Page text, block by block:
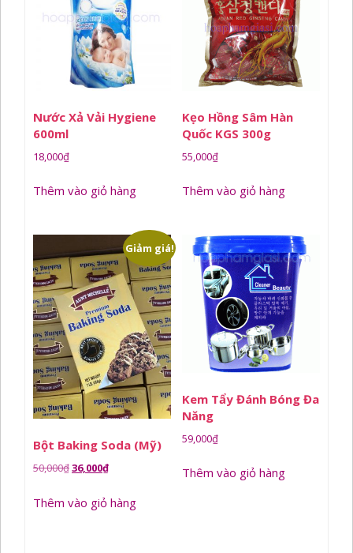
Nước Xả Vải Hygiene
600ml
18,000₫
Thêm vào giỏ hàng
Kẹo Hồng Sâm Hàn
Quốc KGS 300g
55,000₫
Thêm vào giỏ hàng
Giảm giá!
Bột Baking Soda (Mỹ)
50,000₫Giá
là:
36,000₫Giá
tại
Thêm vào giỏ hàng
Kem Tẩy Đánh Bóng Đa
Năng
59,000₫
Thêm vào giỏ hàng